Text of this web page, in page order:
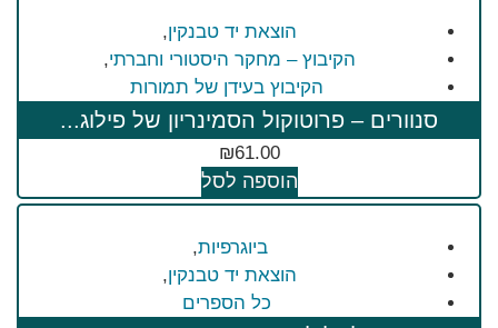
הוצאת יד טבנקין,
הקיבוץ – מחקר היסטורי וחברתי,
הקיבוץ בעידן של תמורות
סנוורים – פרוטוקול הסמינריון של פילוג...
₪61.00
הוספה לסל
ביוגרפיות,
הוצאת יד טבנקין,
כל הספרים